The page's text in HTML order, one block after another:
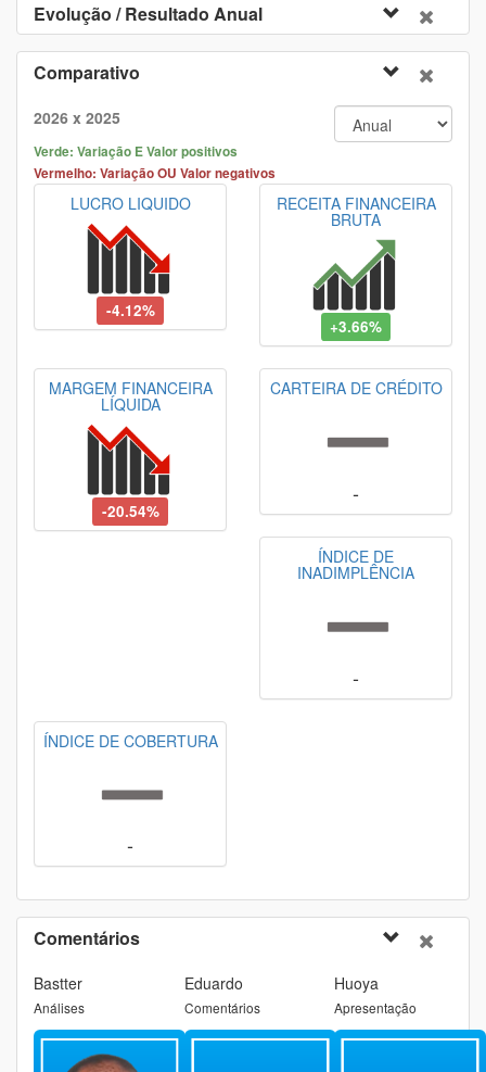
Evolução / Resultado Anual
Comparativo
2026 x 2025
Verde: Variação E Valor positivos
Vermelho: Variação OU Valor negativos
LUCRO LIQUIDO
-4.12%
RECEITA FINANCEIRA
BRUTA
+3.66%
MARGEM FINANCEIRA
LÍQUIDA
-20.54%
CARTEIRA DE CRÉDITO
-
ÍNDICE DE
INADIMPLÊNCIA
-
ÍNDICE DE COBERTURA
-
Comentários
Bastter
Análises
Eduardo
Comentários
Huoya
Apresentação